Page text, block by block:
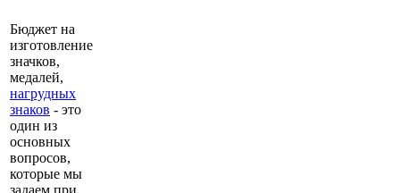
Бюджет на
изготовление
значков,
медалей,
нагрудных
знаков - это
один из
основных
вопросов,
которые мы
задаем при